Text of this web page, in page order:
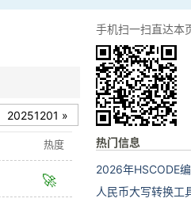
20251201 »
热度
🚀
手机扫一扫直达本
热门信息
2026年HSCODE
人民币大写转换工